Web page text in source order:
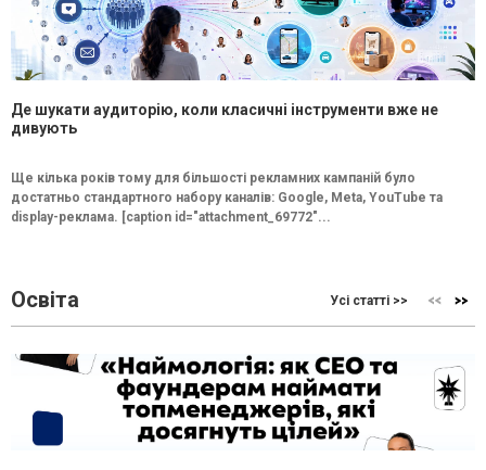
Де шукати аудиторію, коли класичні інструменти вже не
дивують
Ще кілька років тому для більшості рекламних кампаній було
достатньо стандартного набору каналів: Google, Meta, YouTube та
display-реклама. [caption id="attachment_69772"...
Освіта Усі статті >>